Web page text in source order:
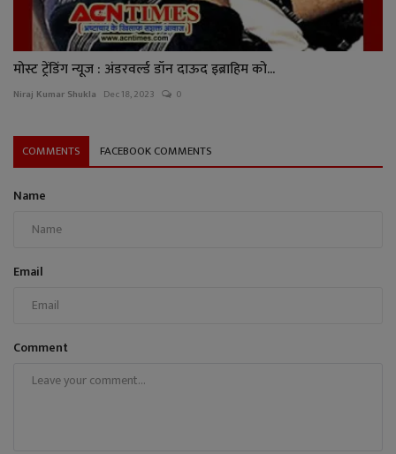
मोस्ट ट्रेंडिंग न्यूज : अंडरवर्ल्ड डॉन दाऊद इब्राहिम को...
Niraj Kumar Shukla Dec 18, 2023 0
COMMENTS FACEBOOK COMMENTS
Name
Email
Comment